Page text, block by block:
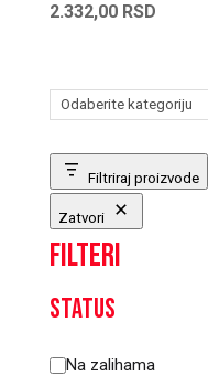
2.332,00 RSD
Odaberite
Filtriraj proizvode
Zatvori
Filteri
Status
Status
Na zalihama